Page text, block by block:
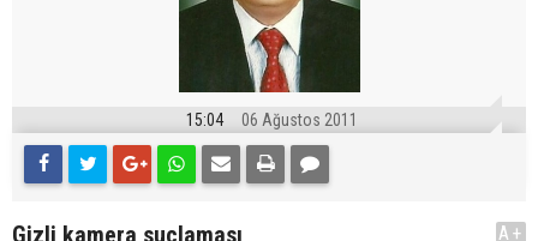
15:04 06 Ağustos 2011
Gizli kamera suçlaması
A+